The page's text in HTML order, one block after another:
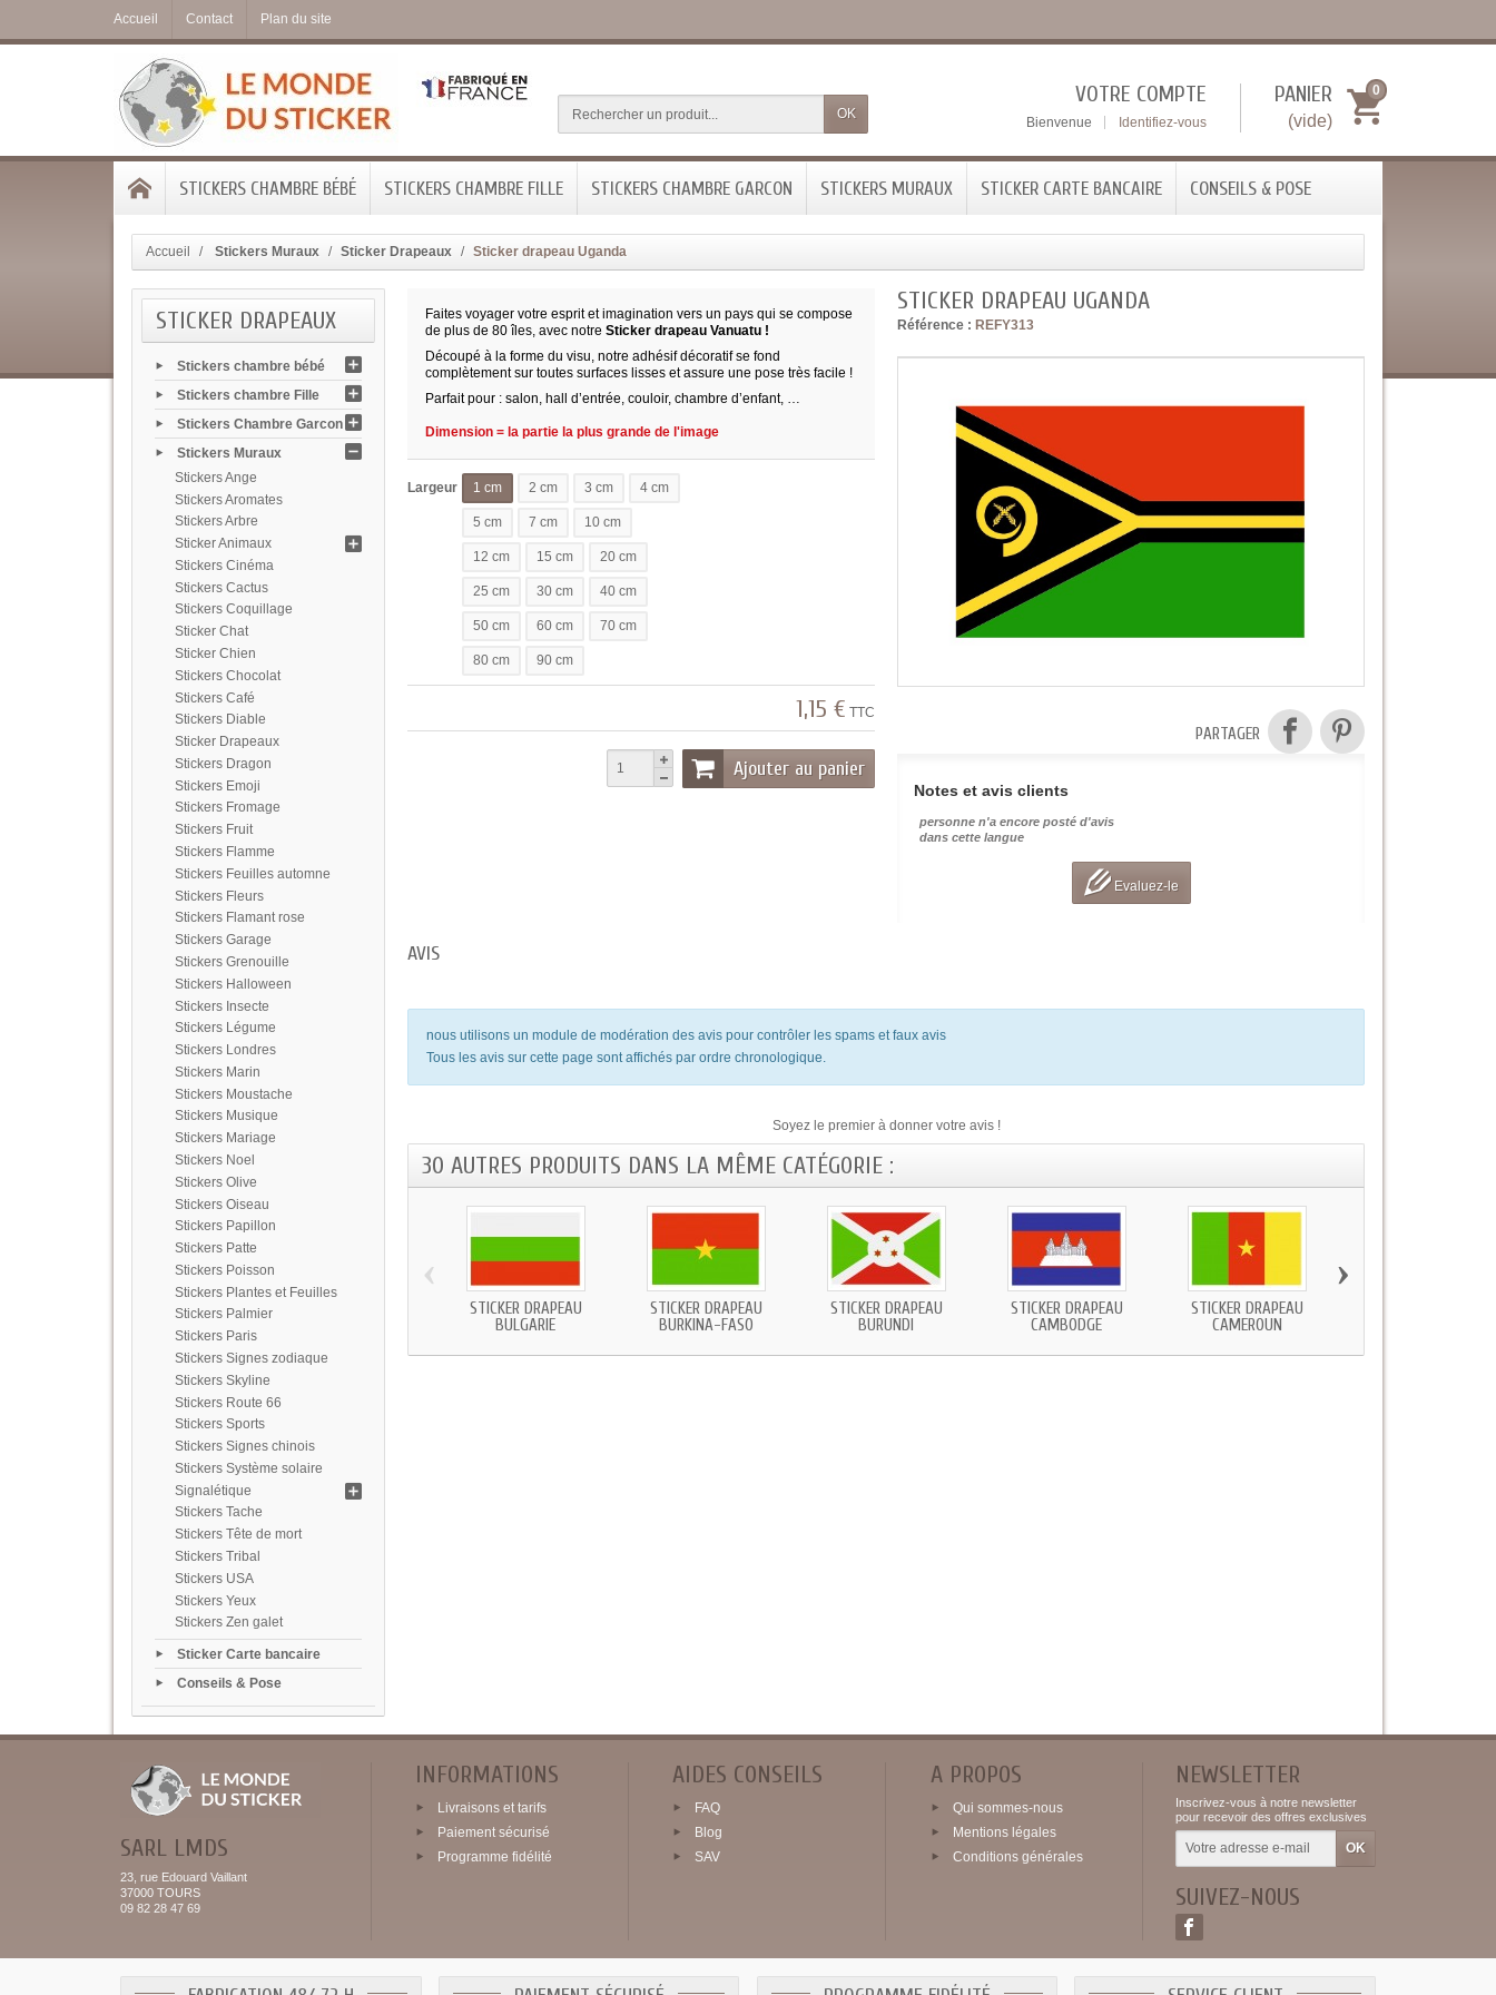
Accueil Contact Plan du site
OK
PANIER
(vide)
0
VOTRE COMPTE
Bienvenue Identifiez-vous
STICKERS CHAMBRE BÉBÉ STICKERS CHAMBRE FILLE STICKERS CHAMBRE GARCON STICKERS MURAUX STICKER CARTE BANCAIRE CONSEILS & POSE
Accueil Stickers Muraux Sticker Drapeaux Sticker drapeau Uganda
STICKER DRAPEAUX
Stickers chambre bébé
Stickers chambre Fille
Stickers Chambre Garcon
Stickers Muraux
Stickers Ange
Stickers Aromates
Stickers Arbre
Sticker Animaux
Stickers Cinéma
Stickers Cactus
Stickers Coquillage
Sticker Chat
Sticker Chien
Stickers Chocolat
Stickers Café
Stickers Diable
Sticker Drapeaux
Stickers Dragon
Stickers Emoji
Stickers Fromage
Stickers Fruit
Stickers Flamme
Stickers Feuilles automne
Stickers Fleurs
Stickers Flamant rose
Stickers Garage
Stickers Grenouille
Stickers Halloween
Stickers Insecte
Stickers Légume
Stickers Londres
Stickers Marin
Stickers Moustache
Stickers Musique
Stickers Mariage
Stickers Noel
Stickers Olive
Stickers Oiseau
Stickers Papillon
Stickers Patte
Stickers Poisson
Stickers Plantes et Feuilles
Stickers Palmier
Stickers Paris
Stickers Signes zodiaque
Stickers Skyline
Stickers Route 66
Stickers Sports
Stickers Signes chinois
Stickers Système solaire
Signalétique
Stickers Tache
Stickers Tête de mort
Stickers Tribal
Stickers USA
Stickers Yeux
Stickers Zen galet
Sticker Carte bancaire
Conseils & Pose
STICKER DRAPEAU UGANDA
Référence : REFY313
PARTAGER
Notes et avis clients
personne n'a encore posté d'avis
dans cette langue
Evaluez-le
Faites voyager votre esprit et imagination vers un pays qui se compose
de plus de 80 îles, avec notreSticker drapeau Vanuatu !
Découpé à la forme du visu, notre adhésif décoratif se fond
complètement sur toutes surfaces lisses et assure une pose très facile !
Parfait pour : salon, hall d’entrée, couloir, chambre d’enfant, …
Dimension = la partie la plus grande de l'image
Largeur 1 cm 2 cm 3 cm 4 cm
5 cm 7 cm 10 cm
12 cm 15 cm 20 cm
25 cm 30 cm 40 cm
50 cm 60 cm 70 cm
80 cm 90 cm
1,15 € TTC
Ajouter au panier
AVIS
nous utilisons un module de modération des avis pour contrôler les spams et faux avis
Tous les avis sur cette page sont affichés par ordre chronologique.
Soyez le premier à donner votre avis !
30 AUTRES PRODUITS DANS LA MÊME CATÉGORIE :
STICKER DRAPEAU
BULGARIE
STICKER DRAPEAU
BURKINA-FASO
STICKER DRAPEAU
BURUNDI
STICKER DRAPEAU
CAMBODGE
STICKER DRAPEAU
CAMEROUN
‹ ›
SARL LMDS
23, rue Edouard Vaillant
37000 TOURS
09 82 28 47 69
INFORMATIONS
Livraisons et tarifs
Paiement sécurisé
Programme fidélité
AIDES CONSEILS
FAQ
Blog
SAV
A PROPOS
Qui sommes-nous
Mentions légales
Conditions générales
NEWSLETTER
Inscrivez-vous à notre newsletter
pour recevoir des offres exclusives
SUIVEZ-NOUS